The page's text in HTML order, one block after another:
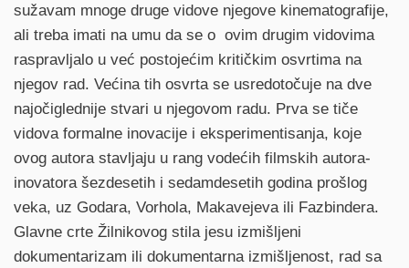
sužavam mnoge druge vidove njegove kinematografije,
ali treba imati na umu da se o ovim drugim vidovima
raspravljalo u već postojećim kritičkim osvrtima na
njegov rad. Većina tih osvrta se usredotočuje na dve
najočiglednije stvari u njegovom radu. Prva se tiče
vidova formalne inovacije i eksperimentisanja, koje
ovog autora stavljaju u rang vodećih filmskih autora-
inovatora šezdesetih i sedamdesetih godina prošlog
veka, uz Godara, Vorhola, Makavejeva ili Fazbindera.
Glavne crte Žilnikovog stila jesu izmišljeni
dokumentarizam ili dokumentarna izmišljenost, rad sa